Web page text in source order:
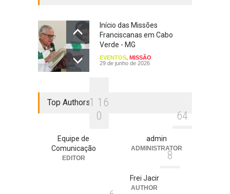
Início das Missões
Franciscanas em Cabo
Verde - MG
EVENTOS, MISSÃO
29 de junho de 2026
Top Authors1 1 6
0
Equipe de
Comunicação
EDITOR
64
admin
ADMINISTRATOR
8
Frei Jacir
AUTHOR